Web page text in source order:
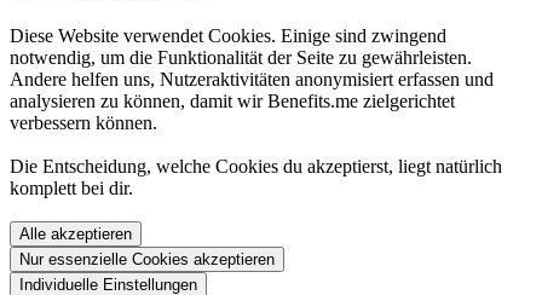
Diese Website verwendet Cookies. Einige sind zwingend
notwendig, um die Funktionalität der Seite zu gewährleisten.
Andere helfen uns, Nutzeraktivitäten anonymisiert erfassen und
analysieren zu können, damit wir Benefits.me zielgerichtet
verbessern können.
Die Entscheidung, welche Cookies du akzeptierst, liegt natürlich
komplett bei dir.
Alle akzeptieren
Nur essenzielle Cookies akzeptieren
Individuelle Einstellungen